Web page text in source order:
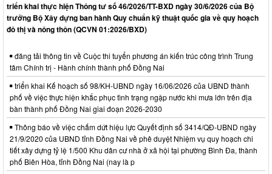
triển khai thực hiện Thông tư số 46/2026/TT-BXD ngày 30/6/2026 của Bộ
trưởng Bộ Xây dựng ban hành Quy chuẩn kỹ thuật quốc gia về quy hoạch
đô thị và nông thôn (QCVN 01:2026/BXD)
đăng tải thông tin về Cuộc thi tuyển phương án kiến trúc công trình Trung
tâm Chính trị - Hành chính thành phố Đồng Nai
triển khai Kế hoạch số 98/KH-UBND ngày 16/06/2026 của UBND thành
phố về việc thực hiện khắc phục tình trạng ngập nước khi mưa lớn trên địa
bàn thành phố Đồng Nai giai đoạn 2026-2030
Thông báo về việc chấm dứt hiệu lực Quyết định số 3414/QĐ-UBND ngày
21/9/2020 của UBND tỉnh Đồng Nai về phê duyệt Nhiệm vụ quy hoạch chi
tiết xây dựng tỷ lệ 1/500 Khu dân cư nhà ở xã hội tại phường Bình Đa, thành
phố Biên Hòa, tỉnh Đồng Nai (nay là p